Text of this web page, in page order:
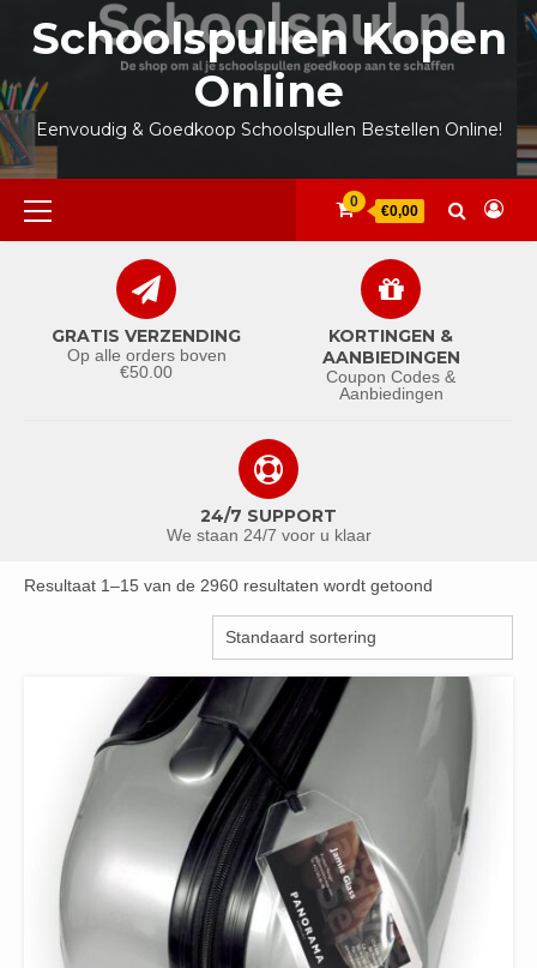
inhoud
Schoolspullen Kopen
Online
Eenvoudig & Goedkoop Schoolspullen Bestellen Online!
Primair
menu
0
€0,00
GRATIS VERZENDING
Op alle orders boven
€50.00
KORTINGEN &
AANBIEDINGEN
Coupon Codes &
Aanbiedingen
24/7 SUPPORT
We staan 24/7 voor u klaar
Resultaat 1–15 van de 2960 resultaten wordt getoond